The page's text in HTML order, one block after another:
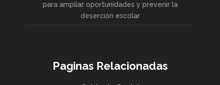
para ampliar oportunidades y prevenir la
deserción escolar
Paginas Relacionadas